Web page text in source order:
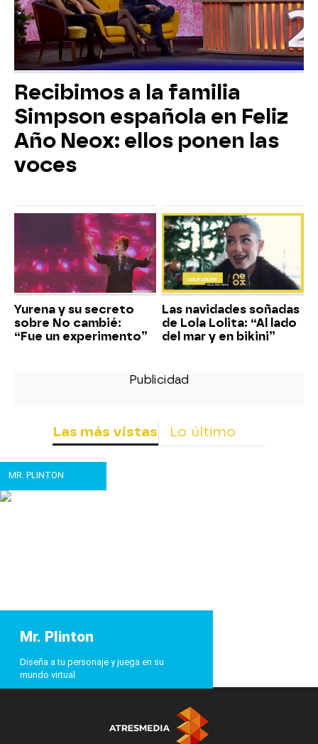
Recibimos a la familia
Simpson española en Feliz
Año Neox: ellos ponen las
voces
Yurena y su secreto
sobre No cambié:
“Fue un experimento”
Las navidades soñadas
de Lola Lolita: “Al lado
del mar y en bikini”
Las más vistas Lo último
MR. PLINTON
Mr. Plinton
Diseña a tu personaje y juega en su
mundo virtual